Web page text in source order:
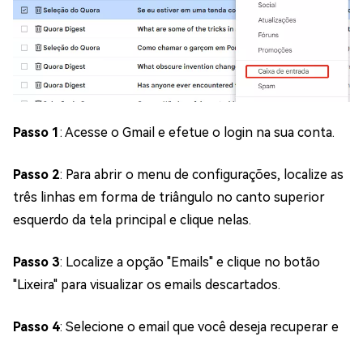
Passo 1 : Acesse o Gmail e efetue o login na sua conta.
Passo 2: Para abrir o menu de configurações, localize as
três linhas em forma de triângulo no canto superior
esquerdo da tela principal e clique nelas.
Passo 3: Localize a opção "Emails" e clique no botão
"Lixeira" para visualizar os emails descartados.
Passo 4: Selecione o email que você deseja recuperar e